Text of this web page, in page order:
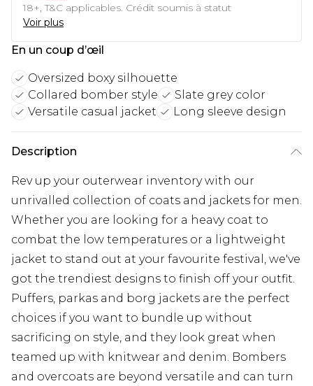
18+, T&C applicables. Crédit soumis à statut
Voir plus
En un coup d’œil
Oversized boxy silhouette
Collared bomber style
Slate grey color
Versatile casual jacket
Long sleeve design
Description
Rev up your outerwear inventory with our
unrivalled collection of coats and jackets for men.
Whether you are looking for a heavy coat to
combat the low temperatures or a lightweight
jacket to stand out at your favourite festival, we've
got the trendiest designs to finish off your outfit.
Puffers, parkas and borg jackets are the perfect
choices if you want to bundle up without
sacrificing on style, and they look great when
teamed up with knitwear and denim. Bombers
and overcoats are beyond versatile and can turn